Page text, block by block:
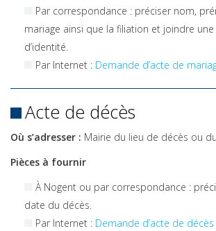
Par correspondance : préciser nom,
mariage ainsi que la filiation et joindre une
d’identité.
Par Internet : Demande d’acte de
Acte de décès
Où s’adresser : Mairie du lieu de décès ou
Pièces à fournir
À Nogent ou par correspondance :
date du décès.
Par Internet : Demande d’acte de décès